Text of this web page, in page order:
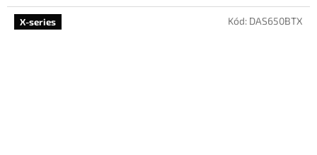
A
X-series Kód: DAS650BTX